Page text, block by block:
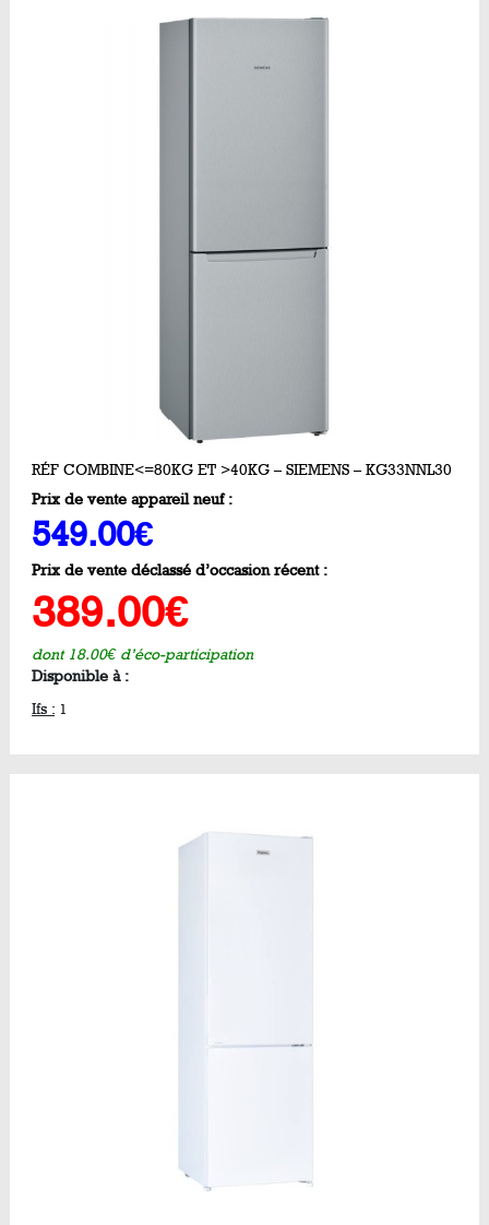
RÉF COMBINE<=80KG ET >40KG – SIEMENS – KG33NNL30
Prix de vente appareil neuf :
549.00€
Prix de vente déclassé d’occasion récent :
389.00€
dont 18.00€ d’éco-participation
Disponible à :
Ifs : 1